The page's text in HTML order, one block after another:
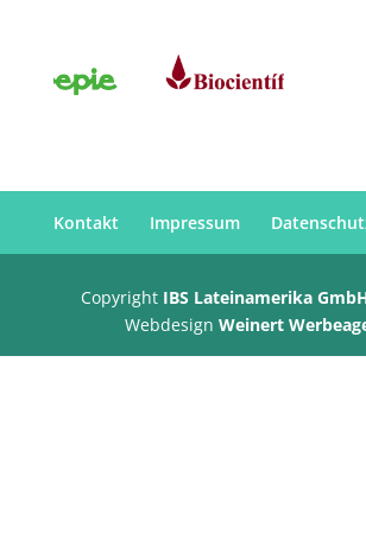
Kontakt Impressum
Copyright IBS Lateinamerika
WebdesignWeinert